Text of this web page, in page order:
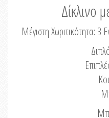
Δίκλινο
Μέγιστη Χωριτικότητα: 3